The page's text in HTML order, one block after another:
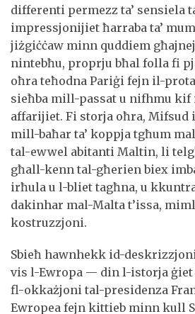
differenti permezz ta’ sensiela
impressjonijiet ħarraba ta’
jiżgiċċaw minn quddiem
nintebħu, proprju bħal folla fi
oħra teħodna Pariġi fejn il-
sieħba mill-passat u nifhmu
affarijiet. Fi storja oħra, Mifsud
mill-baħar ta’ koppja tgħum
tal-ewwel abitanti Maltin, li
għall-kenn tal-għerien biex
irħula u l-bliet tagħna, u
dakinhar mal-Malta t’issa,
kostruzzjoni.
Sbieħ hawnhekk id-
vis l-Ewropa — din l-istorja
fl-okkażjoni tal-presidenza
Ewropea fejn kittieb minn kull